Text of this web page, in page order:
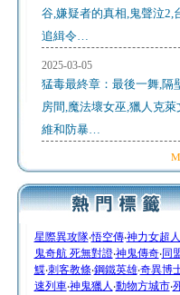
谷,嫌疑者的真相,鬼聲泣2,
追緝令…
2025-03-05
猛毒最終章：最後一舞,隔
房間,魔法壞女巫,獵人克萊
維和防暴…
星際異攻隊‧悟空傳‧神力女超人
鬼奇航 死無對證‧神鬼傳奇‧同
鰈‧刺客教條‧鋼鐵英雄‧奇異博
速列車‧神鬼獵人 ‧動物方城市‧